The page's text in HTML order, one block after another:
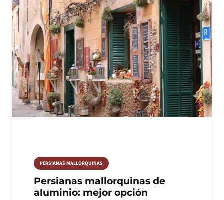
PERSIANAS MALLORQUINAS
Persianas mallorquinas de
aluminio: mejor opción